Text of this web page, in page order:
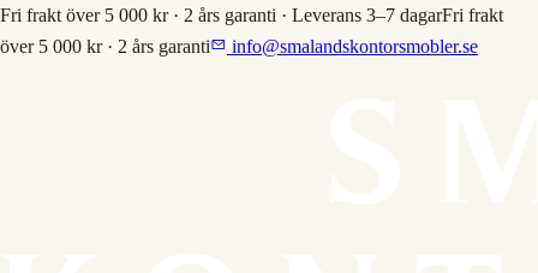
Fri frakt över 5 000 kr · 2 års garanti · Leverans 3–7 dagarFri frakt
över 5 000 kr · 2 års garanti
info@smalandskontorsmobler.se